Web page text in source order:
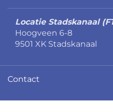
Locatie Stadskanaal
Hoogveen 6-8
9501 XK Stadskanaal
Contact